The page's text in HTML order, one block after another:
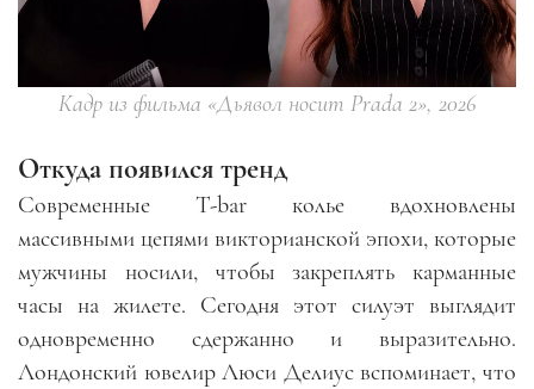
Кадр из фильма «Дьявол носит Prada 2», 2026
Откуда появился тренд
Современные T-bar колье вдохновлены
массивными цепями викторианской эпохи, которые
мужчины носили, чтобы закреплять карманные
часы на жилете. Сегодня этот силуэт выглядит
одновременно сдержанно и выразительно.
Лондонский ювелир Люси Делиус вспоминает, что